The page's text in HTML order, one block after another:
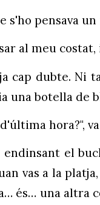
s'ho pensava
al meu
cap dubte. Ni
una botella de
hora?",
endinsant el
vas a la
és… una altra